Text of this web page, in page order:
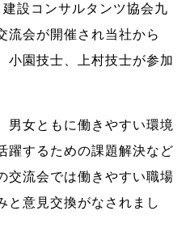
設コンサルタンツ協会九
流会が開催され当社から
小園技士、上村技士が参加
男女ともに働きやすい環境
躍するための課題解決など
交流会では働きやすい職場
と意見交換がなされまし